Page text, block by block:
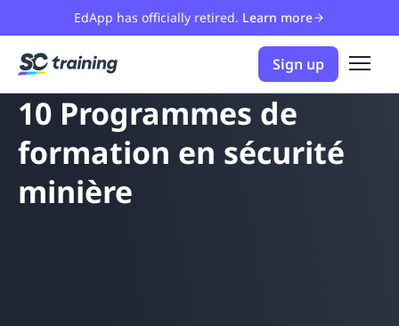
EdApp has officially retired. Learn more
Sign up
10 Programmes de
formation en sécurité
minière